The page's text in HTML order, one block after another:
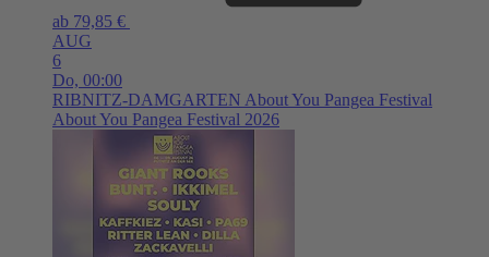
ab 79,85 €
AUG
6
Do, 00:00
RIBNITZ-DAMGARTEN About You Pangea Festival
About You Pangea Festival 2026